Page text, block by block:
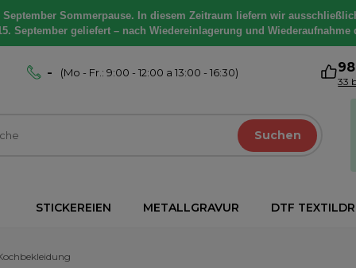
Sommerpause. In diesem Zeitraum liefern wir
September geliefert – nach Wiedereinlagerung und
- (Mo - Fr.: 9:00 - 12:00 a 13:00 - 16:30)
33
Suchen
STICKEREIEN METALLGRAVUR DTF